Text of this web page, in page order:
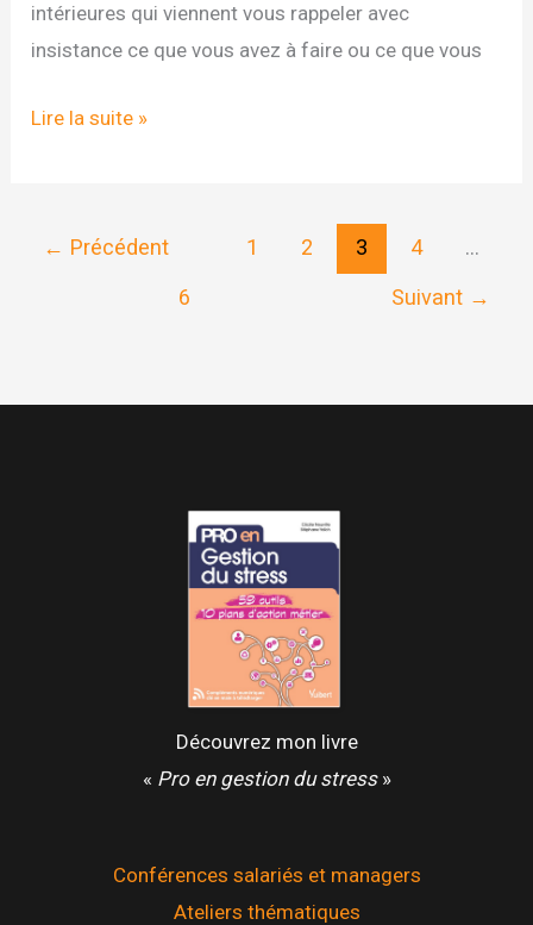
intérieures qui viennent vous rappeler avec
insistance ce que vous avez à faire ou ce que vous
DEFI
Lire la suite »
← Précédent 1 2 3 4 …
6 Suivant →
Découvrez mon livre
« Pro en gestion du stress»
Conférences salariés et managers
Ateliers thématiques